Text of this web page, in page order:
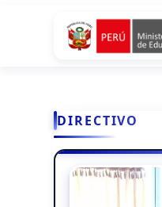
DIRECTIVO